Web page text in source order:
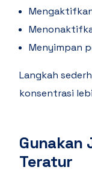
Menyimpan
Langkah
konsentrasi
Gunakan
Teratur